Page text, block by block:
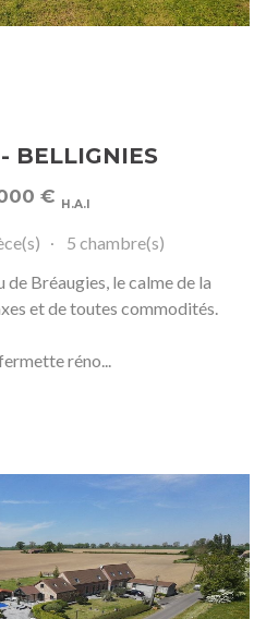
BELLIGNIES
€ H.A.I
5 chambre(s)
Bréaugies, le calme de la
et de toutes commodités.
réno...